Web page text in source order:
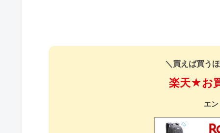
＼買えば買う
楽天★お
エ